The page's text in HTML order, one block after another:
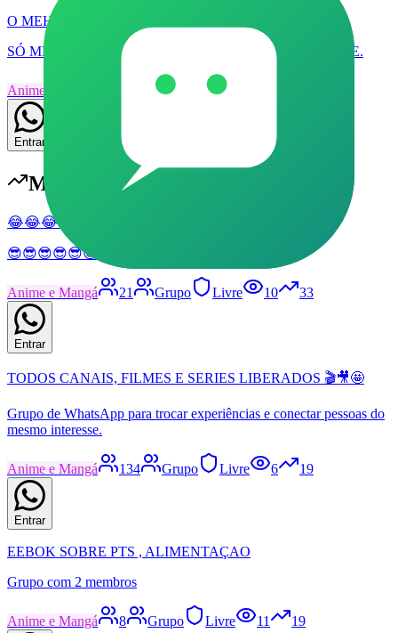
O MEHOR STREAMING
SÓ ME CHAMAR NO PV PARA REALIZAR SEU TESTE.
Anime e Mangá Grupo Livre
Entrar
Mais populares em
😂😂😂😂😂😂😂🤤🤤🤤✨
😎😎😎😎😎😎😎😎😎😎😎😎😎😎😎😎
Anime e Mangá 21 Grupo Livre 10 33
Entrar
TODOS CANAIS, FILMES E SERIES LIBERADOS 🎬🎥🤩
Grupo de WhatsApp para trocar experiências e conectar pessoas do
mesmo interesse.
Anime e Mangá 134 Grupo Livre 6 19
Entrar
EEBOK SOBRE PTS , ALIMENTAÇAO
Grupo com 2 membros
Anime e Mangá 8 Grupo Livre 11 19